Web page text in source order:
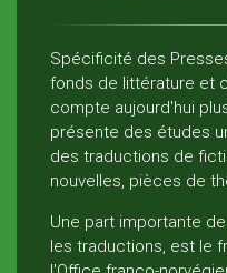
Spécificité des
fonds de littérature et
compte aujourd'hui
présente des études
des traductions de
nouvelles, pièces de
Une part importante
les traductions, est le